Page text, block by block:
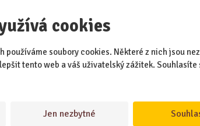
cookies
používáme soubory cookies. Některé z nich jsou
tento web a váš uživatelský zážitek. Souhlasíte
Jen nezbytné